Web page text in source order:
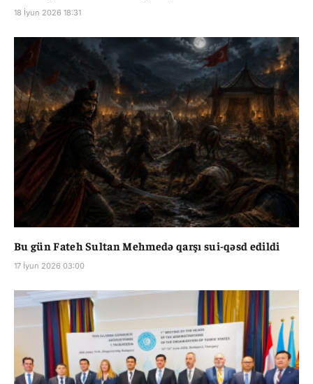
18 İyun 2026 18:31
Bu gün Fateh Sultan Mehmedə qarşı sui-qəsd edildi
17 İyun 2026 03:00